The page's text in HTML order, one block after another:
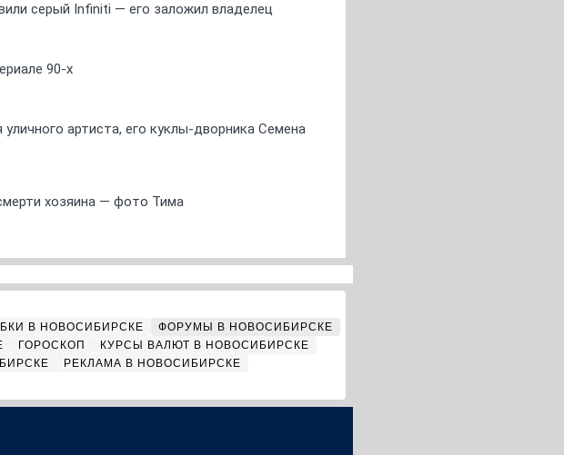
серый Infiniti — его заложил владелец
90-х
артиста, его куклы-дворника Семена
хозяина — фото Тима
В НОВОСИБИРСКЕ
ФОРУМЫ В НОВОСИБИРСКЕ
ГОРОСКОП
КУРСЫ ВАЛЮТ В НОВОСИБИРСКЕ
РЕКЛАМА В НОВОСИБИРСКЕ